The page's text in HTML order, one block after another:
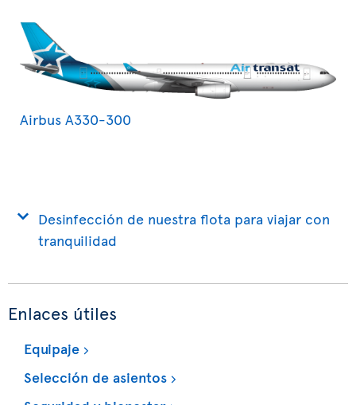
Airbus A330-300
Desinfección de nuestra flota para viajar con
tranquilidad
Enlaces útiles
Equipaje
Selección de asientos